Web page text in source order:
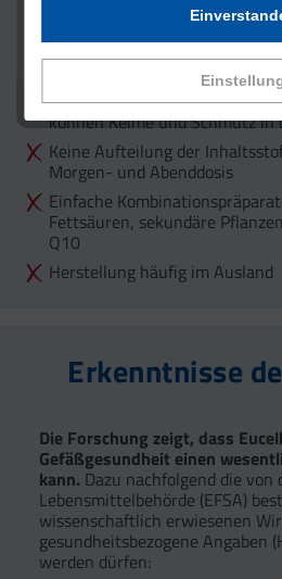
Unhygienische Verpackung –
können Keime und Schmutz in
Keine Aufteilung der
Morgen- und Abenddosis
Einfache
Fettsäuren, sekundäre
Q10
Herstellung häufig im Ausland
Erkenntnisse
Die Forschung zeigt, dass
Gefäßgesundheit einen
kann. Dazu nachfolgend die von
Lebensmittelbehörde (EFSA)
wissenschaftlich erwiesenen
gesundheitsbezogene Angaben
werden dürfen: